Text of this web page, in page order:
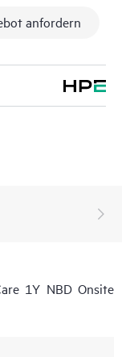
anfordern
1Y NBD Onsite